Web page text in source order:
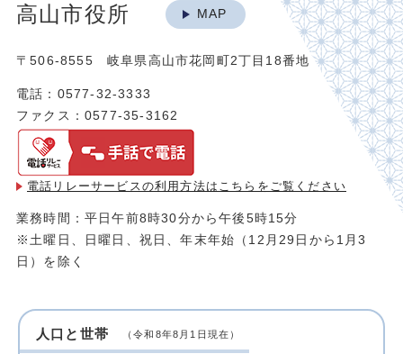
高山市役所 MAP
〒506-8555 岐阜県高山市花岡町2丁目18番地
電話：0577-32-3333
ファクス：0577-35-3162
電話リレーサービスの利用方法は こちらをご覧ください
業務時間：平日午前8時30分から午後5時15分
※土曜日、日曜日、祝日、年末年始（12月29日から1月3
日）を除く
人口と世帯 （令和8年8月1日現在）